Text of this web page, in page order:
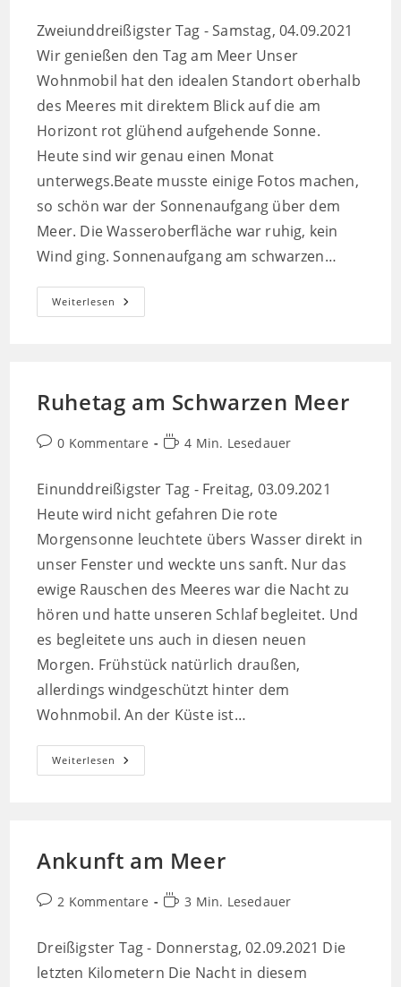
Zweiunddreißigster Tag - Samstag, 04.09.2021
Wir genießen den Tag am Meer Unser
Wohnmobil hat den idealen Standort oberhalb
des Meeres mit direktem Blick auf die am
Horizont rot glühend aufgehende Sonne.
Heute sind wir genau einen Monat
unterwegs.Beate musste einige Fotos machen,
so schön war der Sonnenaufgang über dem
Meer. Die Wasseroberfläche war ruhig, kein
Wind ging. Sonnenaufgang am schwarzen…
Weiterlesen Ruhetag
Nr.
Ruhetag am Schwarzen Meer
Beitrags-
0 Kommentare Lesedauer:
4 Min. Lesedauer
Einunddreißigster Tag - Freitag, 03.09.2021
Heute wird nicht gefahren Die rote
Morgensonne leuchtete übers Wasser direkt in
unser Fenster und weckte uns sanft. Nur das
ewige Rauschen des Meeres war die Nacht zu
hören und hatte unseren Schlaf begleitet. Und
es begleitete uns auch in diesen neuen
Morgen. Frühstück natürlich draußen,
allerdings windgeschützt hinter dem
Wohnmobil. An der Küste ist…
Weiterlesen Ruhetag
Am
Ankunft am Meer
Beitrags-
2 Kommentare Lesedauer:
3 Min. Lesedauer
Dreißigster Tag - Donnerstag, 02.09.2021 Die
letzten Kilometern Die Nacht in diesem